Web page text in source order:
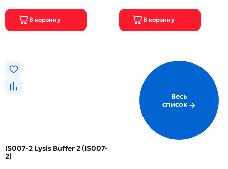
IS007-2 Lysis Buffer 2 (IS007-
2)
Весь
список